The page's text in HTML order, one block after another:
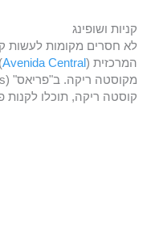
קניות ושופינג
לא חסרים מקומות לעשות
המרכזית (Avenida Central
קוסטה ריקה, תוכלו לקנות